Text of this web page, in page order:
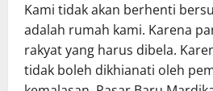
Kami tidak akan berhenti
adalah rumah kami. Karena
rakyat yang harus dibela.
tidak boleh dikhianati oleh